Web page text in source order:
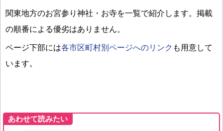
関東地方のお宮参り神社・お寺を一覧で紹介します。掲載
の順番による優劣はありません。
ページ下部には各市区町村別ページへのリンク も用意して
います。
あわせて読みたい